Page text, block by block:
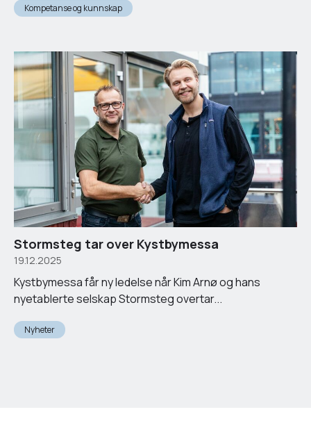
Kompetanse og kunnskap
Stormsteg tar over Kystbymessa
19.12.2025
Kystbymessa får ny ledelse når Kim Arnø og hans
nyetablerte selskap Stormsteg overtar...
Nyheter